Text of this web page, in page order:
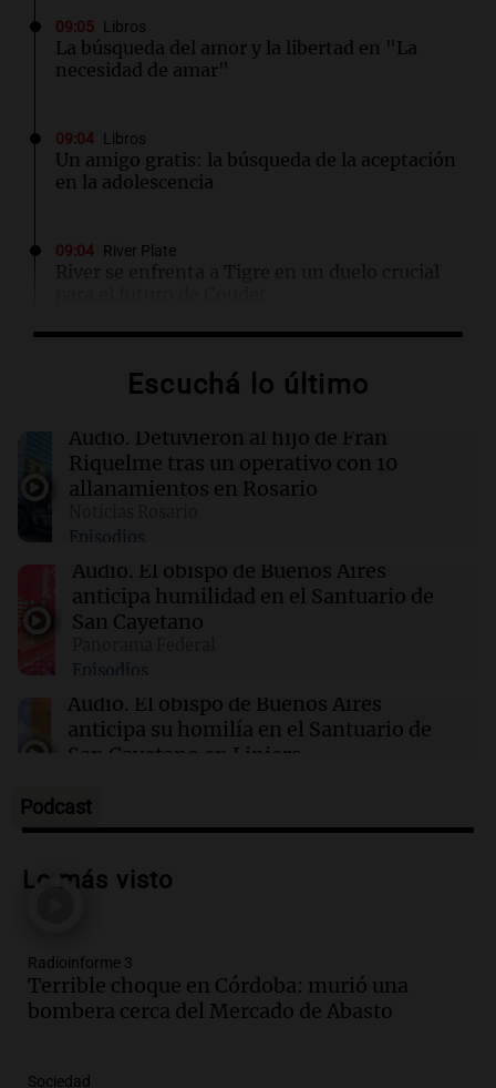
09:05 Libros
La búsqueda del amor y la libertad en "La
necesidad de amar"
09:04 Libros
Un amigo gratis: la búsqueda de la aceptación
en la adolescencia
09:04 River Plate
River se enfrenta a Tigre en un duelo crucial
El llanto de los muertos: un misterio que
09:03 Libros
Un hombre de honor: entre el amor y la
Radioinforme 3
Aerolíneas Argentinas cerró 2025 con
superávit y pagará Ganancias por primera vez
Escuchá lo último
Audio. Detuvieron al hijo de Fran
Riquelme tras un operativo con 10
allanamientos en Rosario
Episodios
Audio. El obispo de Buenos Aires
anticipa humilidad en el Santuario de
San Cayetano
Episodios
Audio. El obispo de Buenos Aires
anticipa su homilía en el Santuario de
San Cayetano en Liniers
Episodios
Audio.Prisión preventiva para
en Santa Lucía, Tucumán
Audio.Aumento de tarifas de luz en
Tucumán afecta a hogares con subas de
hasta el 38% en agosto
Podcast
Lo más visto
Radioinforme 3
Terrible choque en Córdoba: murió una
bombera cerca del Mercado de Abasto
Sociedad